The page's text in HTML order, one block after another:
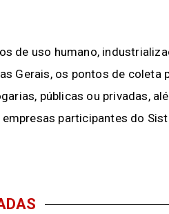
de uso humano,
Gerais, os pontos de
públicas ou privadas,
participantes do